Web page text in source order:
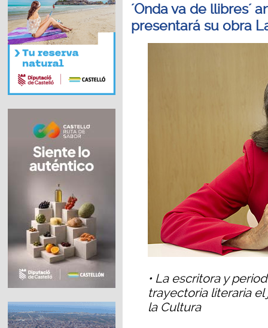
´Onda va de llibres´
presentará su obra
• La escritora y
trayectoria literaria
la Cultura